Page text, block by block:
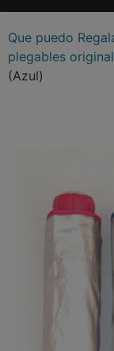
Que puedo
plegables
(Azul)